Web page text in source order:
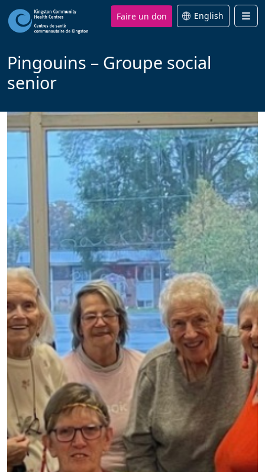
Faire un don English
Pingouins – Groupe social
senior